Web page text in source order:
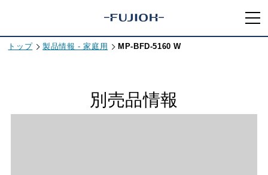
トップ 製品情報 - 家庭用 MP-BFD-5160 W
別売品情報